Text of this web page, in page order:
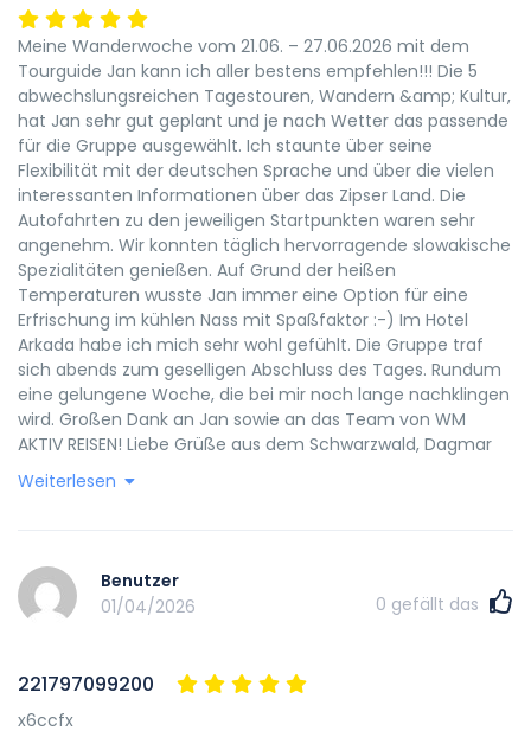
Meine Wanderwoche vom 21.06. – 27.06.2026 mit dem
Tourguide Jan kann ich aller bestens empfehlen!!! Die 5
abwechslungsreichen Tagestouren, Wandern &amp; Kultur,
hat Jan sehr gut geplant und je nach Wetter das passende
für die Gruppe ausgewählt. Ich staunte über seine
Flexibilität mit der deutschen Sprache und über die vielen
interessanten Informationen über das Zipser Land. Die
Autofahrten zu den jeweiligen Startpunkten waren sehr
angenehm. Wir konnten täglich hervorragende slowakische
Spezialitäten genießen. Auf Grund der heißen
Temperaturen wusste Jan immer eine Option für eine
Erfrischung im kühlen Nass mit Spaßfaktor :-) Im Hotel
Arkada habe ich mich sehr wohl gefühlt. Die Gruppe traf
sich abends zum geselligen Abschluss des Tages. Rundum
eine gelungene Woche, die bei mir noch lange nachklingen
wird. Großen Dank an Jan sowie an das Team von WM
AKTIV REISEN! Liebe Grüße aus dem Schwarzwald, Dagmar
Weiterlesen
Benutzer
01/04/2026
0 gefällt das
221797099200
x6ccfx